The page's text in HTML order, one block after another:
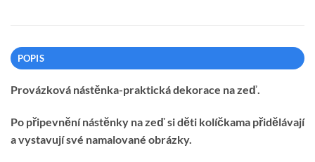
POPIS
Provázková nástěnka-praktická dekorace na zeď.
Po připevnění nástěnky na zeď si děti kolíčkama přidělávají
a vystavují své namalované obrázky.